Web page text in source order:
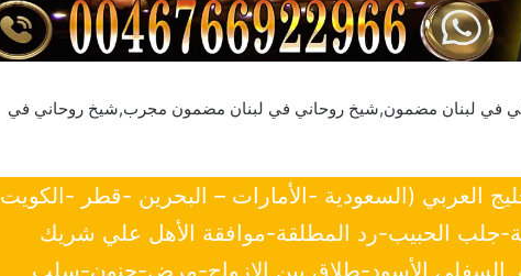
في لبنان مضمون,شيخ روحاني في لبنان مضمون مجرب,شيخ روحاني في
العربي (السعودية -الأمارات – البحرين -قطر -الكويت
جلب الحبيب-رد المطلقة-موافقة الأهل علي شريك
السفلي الأسود-طلاق بين الازواج-مرض-جنون-سلب